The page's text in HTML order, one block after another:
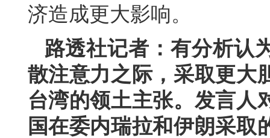
济造成更大影响。
路透社记者：有分析认
散注意力之际，采取更大
台湾的领土主张。发言人
国在委内瑞拉和伊朗采取